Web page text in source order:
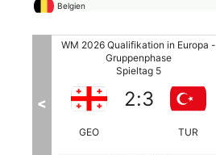
Belgien
WM 2026 Qualifikation in Europa -
Gruppenphase
Spieltag 5
GEO
2:3
TUR
<